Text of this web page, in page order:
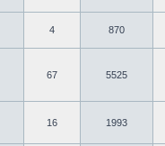
4 870
67 5525
16 1993